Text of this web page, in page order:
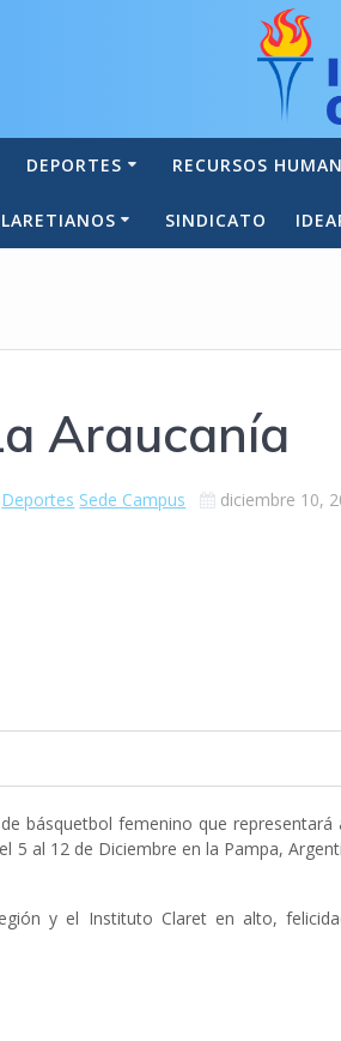
DEPORTES RECURSOS
SINDICATO
Araucanía
Deportes Sede Campus diciembre 10,
básquetbol femenino que representará
5 al 12 de Diciembre en la Pampa,
y el Instituto Claret en alto,